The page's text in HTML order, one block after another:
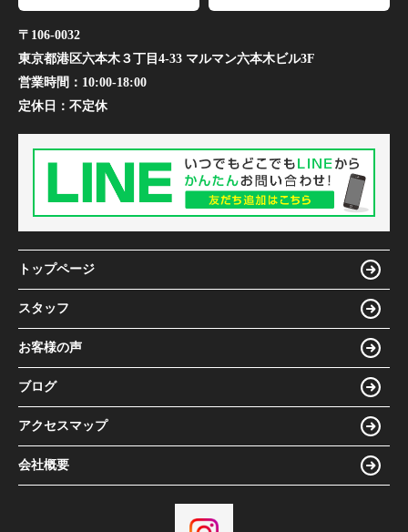
〒106-0032
東京都港区六本木３丁目4-33 マルマン六本木ビル3F
営業時間： 10:00-18:00
定休日： 不定休
トップページ
スタッフ
お客様の声
ブログ
アクセスマップ
会社概要